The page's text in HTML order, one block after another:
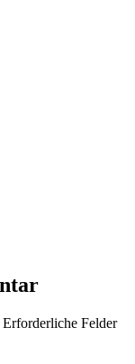
Erforderliche Felder